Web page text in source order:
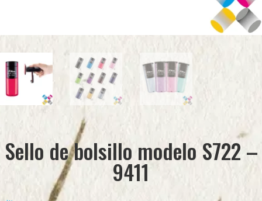
Sello de bolsillo modelo S722 –
9411